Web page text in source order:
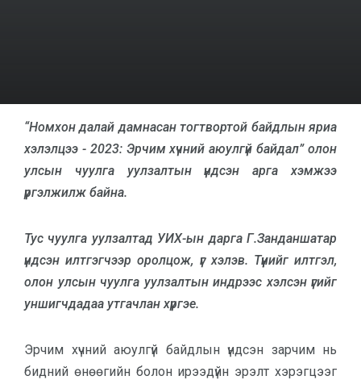
“Номхон далай дамнасан тогтвортой байдлын яриа
хэлэлцээ - 2023: Эрчим хүчний аюулгүй байдал” олон
улсын чуулга уулзалтын үндсэн арга хэмжээ
үргэлжилж байна.
Тус чуулга уулзалтад УИХ-ын дарга Г.Занданшатар
үндсэн илтгэгчээр оролцож, үг хэлэв. Түүнийг илтгэл,
олон улсын чуулга уулзалтын индрээс хэлсэн үгийг
уншигчдадаа утгачлан хүргэе.
Эрчим хүчний аюулгүй байдлын үндсэн зарчим нь
бидний өнөөгийн болон ирээдүйн эрэлт хэрэгцээг